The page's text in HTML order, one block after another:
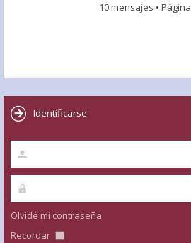
10 mensajes • Página
Identificarse
Olvidé mi contraseña
Recordar